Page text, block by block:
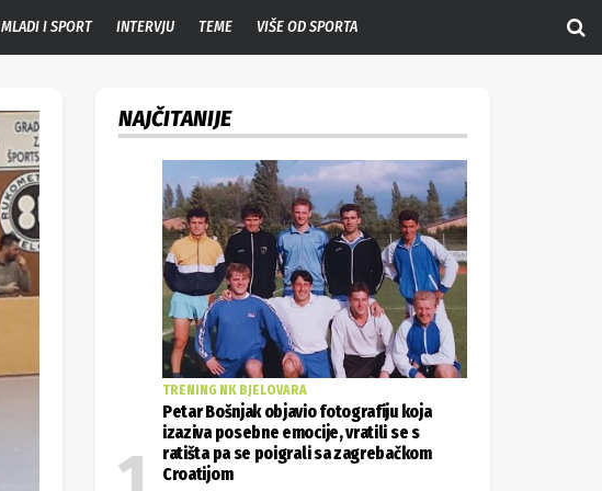
MLADI I SPORT INTERVJU TEME VIŠE OD SPORTA
NAJČITANIJE
TRENING NK BJELOVARA
Petar Bošnjak objavio fotografiju koja
izaziva posebne emocije, vratili se s
ratišta pa se poigrali sa zagrebačkom
Croatijom